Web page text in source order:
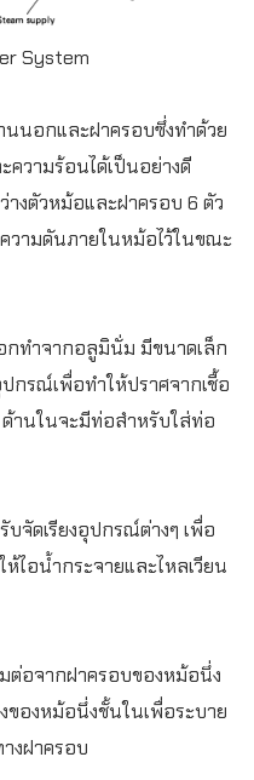
System
นอกและฝาครอบซึ่งทำด้วย
วามร้อนได้เป็นอย่างดี
งตัวหม้อและฝาครอบ 6 ตัว
วามดันภายในหม้อไว้ในขณะ
กทำจากอลูมินั่ม มีขนาดเล็ก
กรณ์เพื่อทำให้ปราศจากเชื้อ
านในจะมีท่อสำหรับใส่ท่อ
จัดเรียงอุปกรณ์ต่างๆ เพื่อ
ไอน้ำกระจายและไหลเวียน
ต่อจากฝาครอบของหม้อนึ่ง
องหม้อนึ่งชั้นในเพื่อระบาย
งฝาครอบ